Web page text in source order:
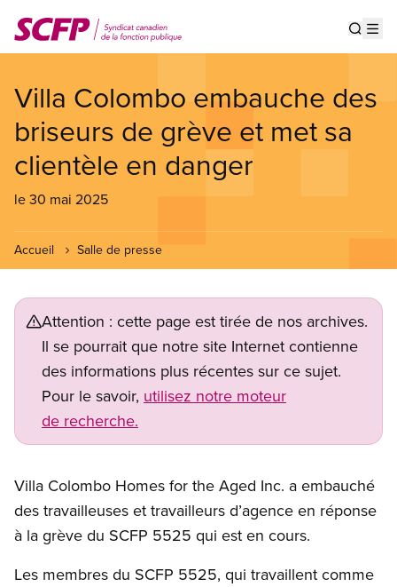
au
contenu
Villa Colombo embauche des
briseurs de grève et met sa
clientèle en danger
le 30 mai 2025
Accueil Salle de presse
Attention : cette page est tirée de nos archives.
Il se pourrait que notre site Internet contienne
des informations plus récentes sur ce sujet.
Pour le savoir, utilisez notre moteur
de recherche.
Villa Colombo Homes for the Aged Inc. a embauché
des travailleuses et travailleurs d’agence en réponse
à la grève du SCFP 5525 qui est en cours.
Les membres du SCFP 5525, qui travaillent comme